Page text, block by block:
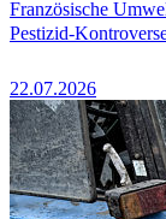
Französische
Pestizid-
22.07.2026